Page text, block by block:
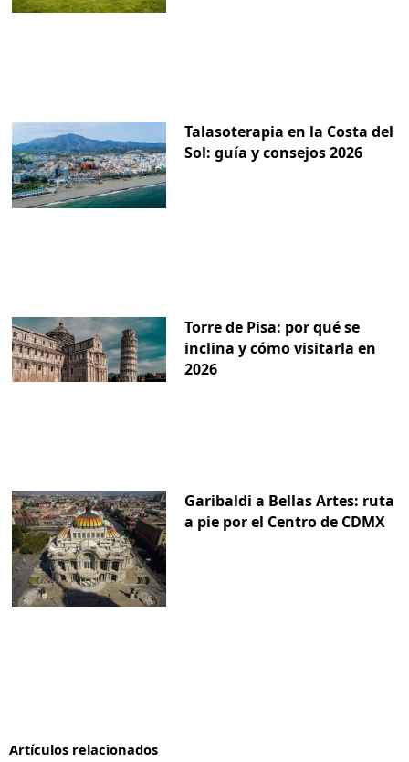
Talasoterapia en la Costa del
Sol: guía y consejos 2026
Torre de Pisa: por qué se
inclina y cómo visitarla en
2026
Garibaldi a Bellas Artes: ruta
a pie por el Centro de CDMX
Artículos relacionados